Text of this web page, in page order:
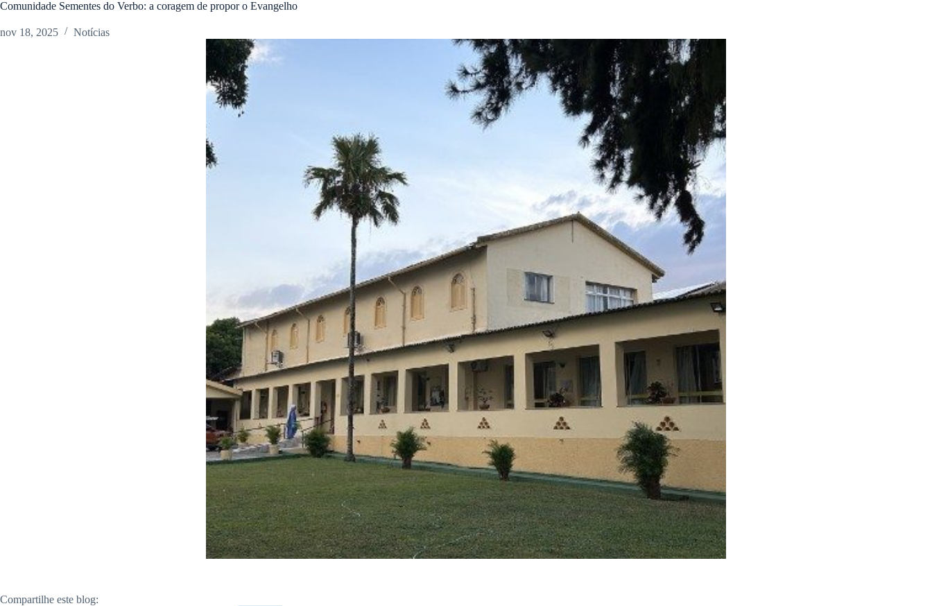
Comunidade Sementes do Verbo: a coragem de propor o Evangelho
nov 18, 2025 Notícias
Compartilhe este blog: